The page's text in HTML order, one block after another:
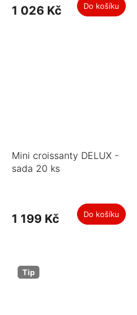
1 026 Kč Do košíku
Mini croissanty DELUX -
sada 20 ks
1 199 Kč Do košíku
Tip